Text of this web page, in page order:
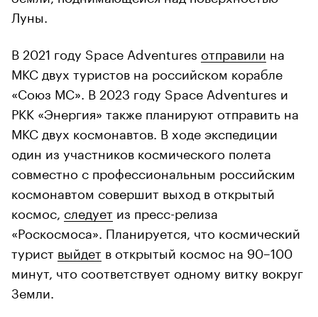
Луны.
В 2021 году Space Adventures отправили на
МКС двух туристов на российском корабле
«Союз МС». В 2023 году Space Adventures и
РКК «Энергия» также планируют отправить на
МКС двух космонавтов. В ходе экспедиции
один из участников космического полета
совместно с профессиональным российским
космонавтом совершит выход в открытый
космос, следует из пресс-релиза
«Роскосмоса». Планируется, что космический
турист выйдет в открытый космос на 90–100
минут, что соответствует одному витку вокруг
Земли.